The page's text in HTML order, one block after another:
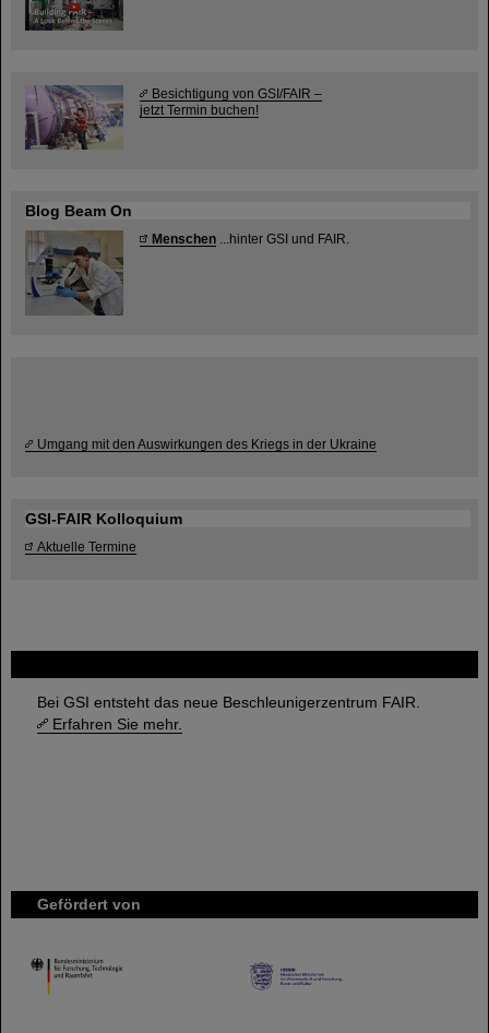
Bei GSI entsteht das neue Beschleunigerzentrum FAIR.
Erfahren Sie mehr.
Gefördert von
HMWK
Besichtigung von GSI/FAIR –
jetzt Termin buchen!
Blog Beam On
Menschen ...hinter GSI und FAIR.
Umgang mit den Auswirkungen des Kriegs in der Ukraine
GSI-FAIR Kolloquium
Aktuelle Termine